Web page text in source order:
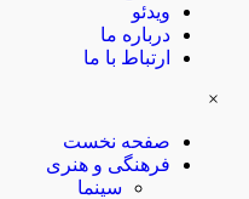
ویدئو
درباره ما
ارتباط با ما
×
صفحه نخست
فرهنگی و هنری
سینما